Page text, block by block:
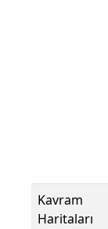
Kavram
Haritaları